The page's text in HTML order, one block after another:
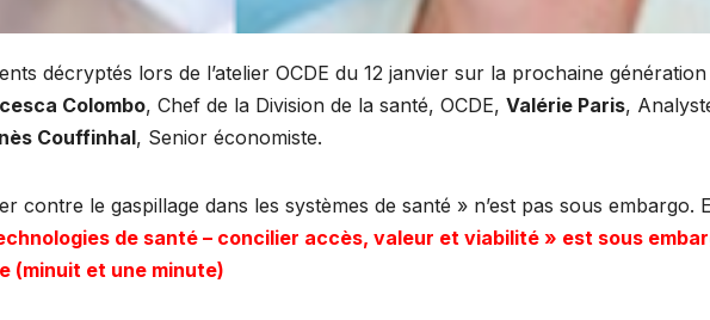
décryptés lors de l’atelier OCDE du 12 janvier sur la prochaine génération
Colombo, Chef de la Division de la santé, OCDE, Valérie Paris,
Couffinhal, Senior économiste.
contre le gaspillage dans les systèmes de santé » n’est pas sous embargo.
de santé – concilier accès, valeur et viabilité » est sous
(minuit et une minute)